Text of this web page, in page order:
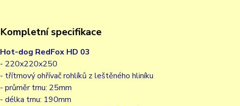
Kompletní specifikace
Hot-dog RedFox HD 03
- 220x220x250
- třítrnový ohřívač rohlíků z leštěného hliníku
- průměr trnu: 25mm
- délka trnu: 190mm